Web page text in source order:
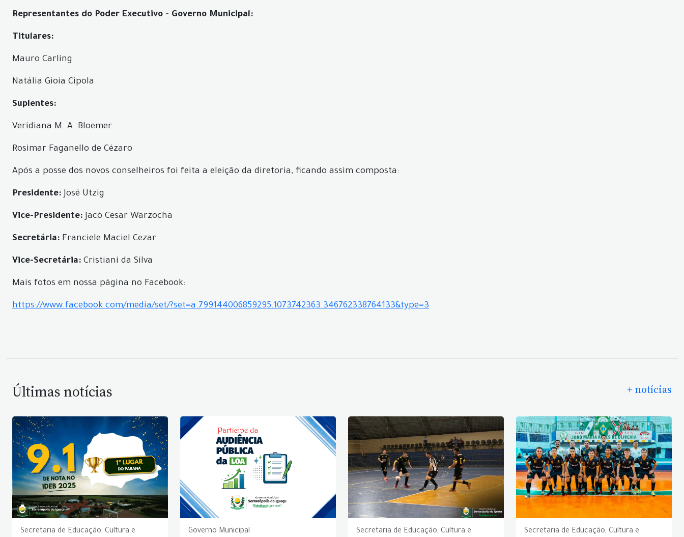
Representantes do Poder Executivo - Governo Municipal:
Titulares:
Mauro Carling
Natália Gioia Cipola
Suplentes:
Veridiana M. A. Bloemer
Rosimar Faganello de Cézaro
Após a posse dos novos conselheiros foi feita a eleição da diretoria, ficando assim composta:
Presidente:José Utzig
Vice-Presidente:Jacó Cesar Warzocha
Secretária: Franciele Maciel Cezar
Vice-Secretária: Cristiani da Silva
Mais fotos em nossa página no Facebook:
https://www.facebook.com/media/set/?set=a.799144006859295.1073742363.346762338764133&type=3
Últimas notícias + notícias
Secretaria de Educação, Cultura e
Governo Municipal
Secretaria de Educação, Cultura e
Secretaria de Educação, Cultura e